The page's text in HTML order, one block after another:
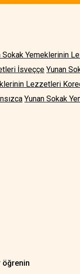
Sokak Yemeklerinin
İsveççe Yunan
Lezzetleri
Yunan Sokak
öğrenin